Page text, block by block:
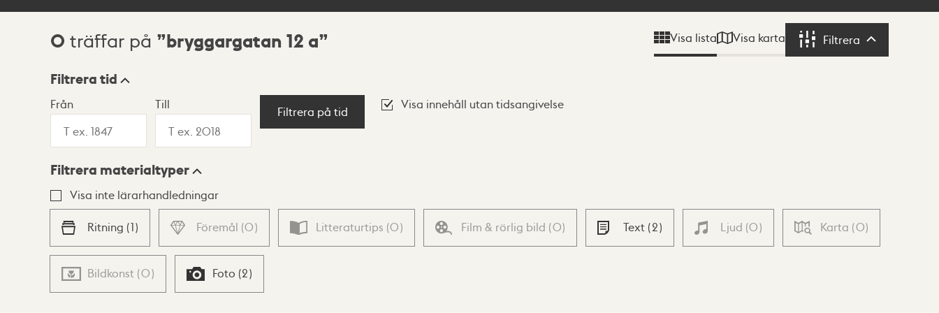
Sökresultat
0 träffar på bryggargatan 12 a Visa lista Visa karta Filtrera Filtrera
Visningsläge
Lista Karta
Filtrera tid
Från Till
Filtrera på tid
Visa innehåll utan tidsangivelse
Filtrera materialtyper
Visa inte lärarhandledningar
Ritning (1) Föremål (0) Litteraturtips (0) Film & rörlig bild (0) Text (2) Ljud (0) Karta (0)
Bildkonst (0) Foto (2)